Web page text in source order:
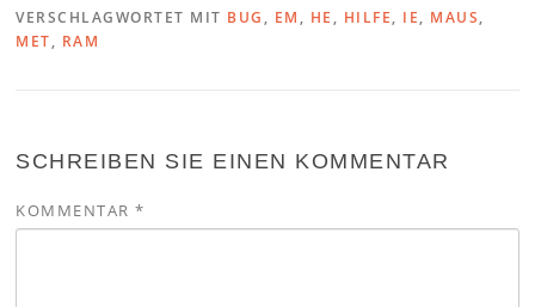
VERSCHLAGWORTET MIT BUG , EM , HE , HILFE, IE, MAUS,
MET, RAM
SCHREIBEN SIE EINEN KOMMENTAR
KOMMENTAR*